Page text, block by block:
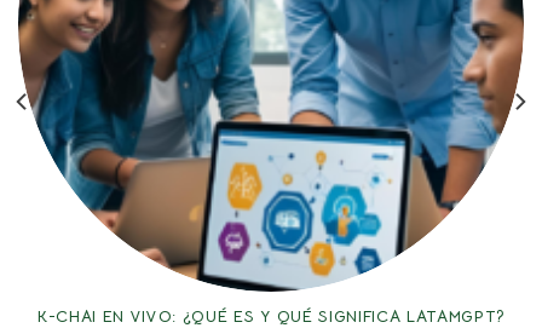
K-CHAI EN VIVO: ¿QUÉ ES Y QUÉ SIGNIFICA LATAMGPT?